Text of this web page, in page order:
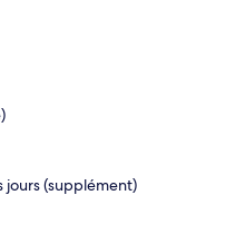
jours (supplément)